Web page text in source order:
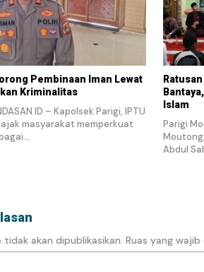
Pembinaan Iman Lewat
Kriminalitas
– Kapolsek Parigi, IPTU
masyarakat memperkuat
Islam
Parigi
Abdul
akan dipublikasikan. Ruas yang